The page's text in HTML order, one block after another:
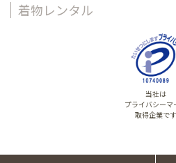
着物レンタル
当社は
プライバシーマ
取得企業です